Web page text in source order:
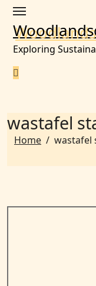
Skip
content
Exploring
wastafel
Home wastafel